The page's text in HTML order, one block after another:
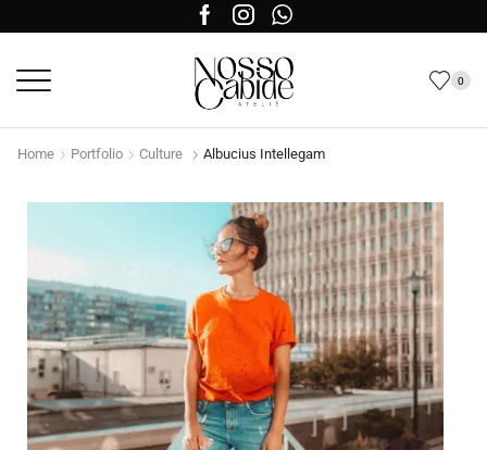
0
Home Portfolio Culture Albucius Intellegam